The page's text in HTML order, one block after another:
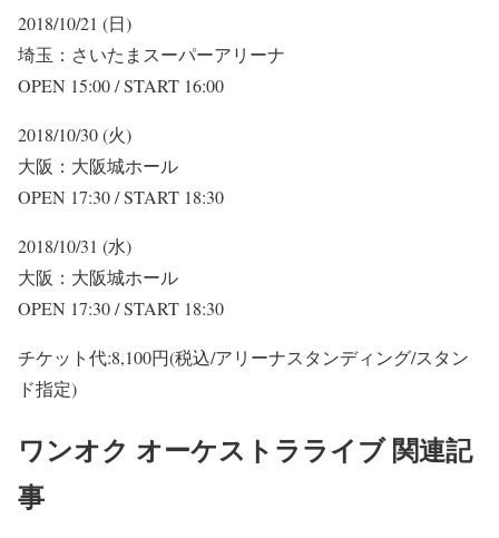
2018/10/21 (日)
埼玉：さいたまスーパーアリーナ
OPEN 15:00 / START 16:00
2018/10/30 (火)
大阪：大阪城ホール
OPEN 17:30 / START 18:30
2018/10/31 (水)
大阪：大阪城ホール
OPEN 17:30 / START 18:30
チケット代:8,100円(税込/アリーナスタンディング/スタン
ド指定)
ワンオク オーケストラライブ 関連記
事